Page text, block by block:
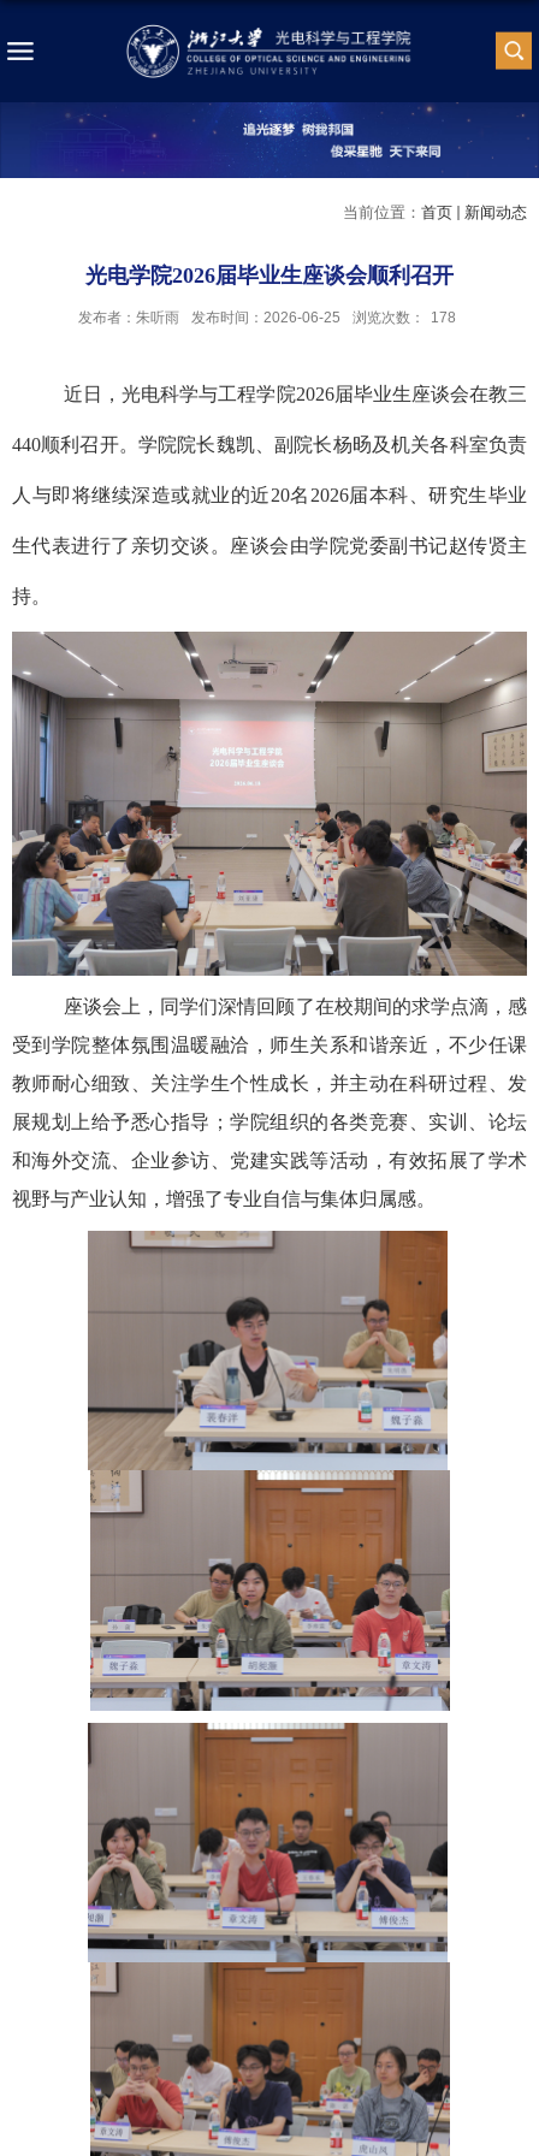
当前位置： 首页 新闻动态
光电学院2026届毕业生座谈会顺利召开
发布者：朱听雨 发布时间：2026-06-25 浏览次数： 178
近日，光电科学与工程学院2026届毕业生座谈会在教三
440顺利召开。学院院长魏凯、副院长杨旸及机关各科室负责
人与即将继续深造或就业的近20名 2026届本科、研究生毕业
生代表进行了亲切交谈。座谈会由学院党委副书记赵传贤主
持。
座谈会上，同学们深情回顾了在校期间的求学点滴，感
受到学院整体氛围温暖融洽，师生关系和谐亲近，不少任课
教师耐心细致、关注学生个性成长，并主动在科研过程、发
展规划上给予悉心指导；学院组织的各类竞赛、实训、论坛
和海外交流、企业参访、党建实践等活动，有效拓展了学术
视野与产业认知，增强了专业自信与集体归属感。